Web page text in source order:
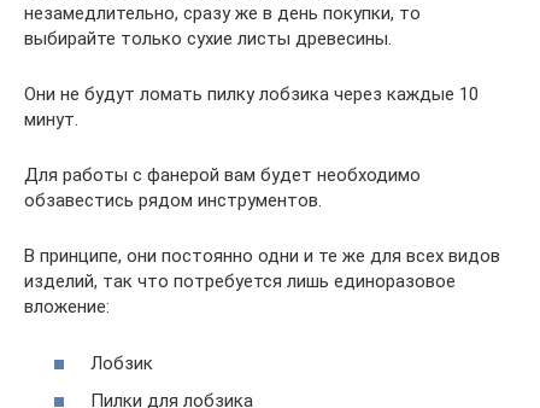
незамедлительно, сразу же в день покупки, то
выбирайте только сухие листы древесины.
Они не будут ломать пилку лобзика через каждые 10
минут.
Для работы с фанерой вам будет необходимо
обзавестись рядом инструментов.
В принципе, они постоянно одни и те же для всех видов
изделий, так что потребуется лишь единоразовое
вложение:
Лобзик
Пилки для лобзика